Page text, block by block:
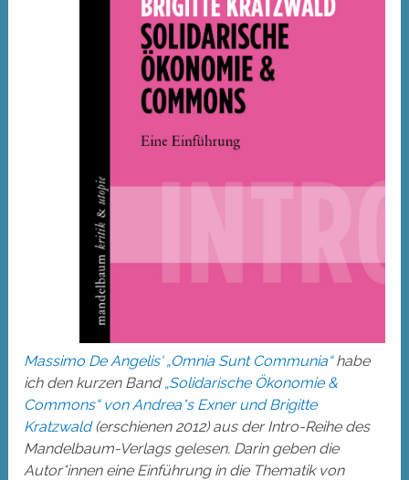
Massimo De Angelis‘ „Omnia Sunt Communia“habe
ich den kurzen Band„Solidarische Ökonomie &
Commons“ von Andrea*s Exner und Brigitte
Kratzwald(erschienen 2012) aus der Intro-Reihe des
Mandelbaum-Verlags gelesen. Darin geben die
Autor*innen eine Einführung in die Thematik von